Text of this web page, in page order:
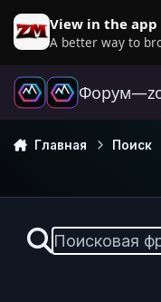
Перейти к содержанию
View in the app
A better way to
Главная Поиск